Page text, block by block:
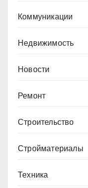
Коммуникации
Недвижимость
Новости
Ремонт
Строительство
Стройматериалы
Техника